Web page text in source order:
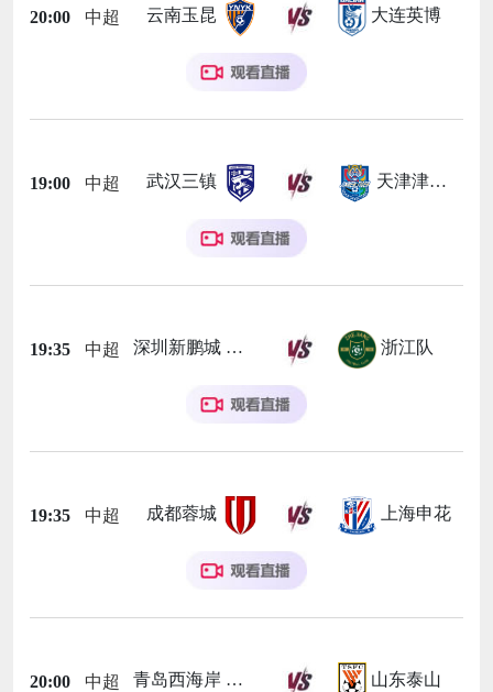
20:00 中超 云南玉昆 大连英博
19:00 中超 武汉三镇 天津津门虎
19:35 中超 深圳新鹏城 浙江队
19:35 中超 成都蓉城 上海申花
20:00 中超 青岛西海岸 山东泰山